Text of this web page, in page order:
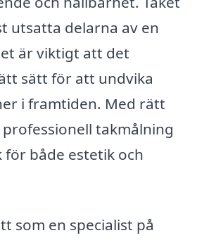
utsatta delarna av en
är viktigt att det
sätt för att undvika
i framtiden. Med rätt
takmålning
både estetik och
som en specialist på